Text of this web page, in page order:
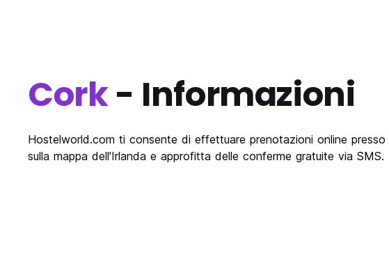
Cork- Informazioni
Hostelworld.com ti consente di effettuare prenotazioni online
sulla mappa dell'Irlanda e approfitta delle conferme gratuite via SMS.